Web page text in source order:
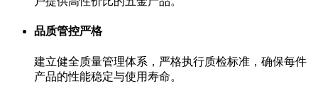
品质管控严格
建立健全质量管理体系，严格执行质检标准，确保每件
产品的性能稳定与使用寿命。